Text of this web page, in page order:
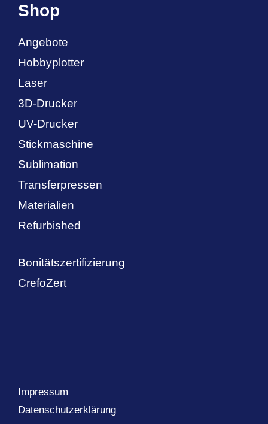
Shop
Angebote
Hobbyplotter
Laser
3D-Drucker
UV-Drucker
Stickmaschine
Sublimation
Transferpressen
Materialien
Refurbished
Bonitätszertifizierung
CrefoZert
Impressum
Datenschutzerklärung